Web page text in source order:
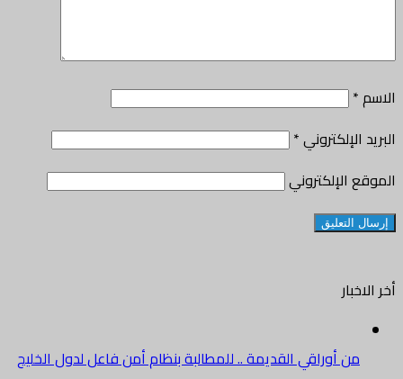
الاسم*
البريد الإلكتروني*
الموقع الإلكتروني
أخر الاخبار
من أوراقي القديمة .. للمطالبة بنظام أمن فاعل لدول الخليج